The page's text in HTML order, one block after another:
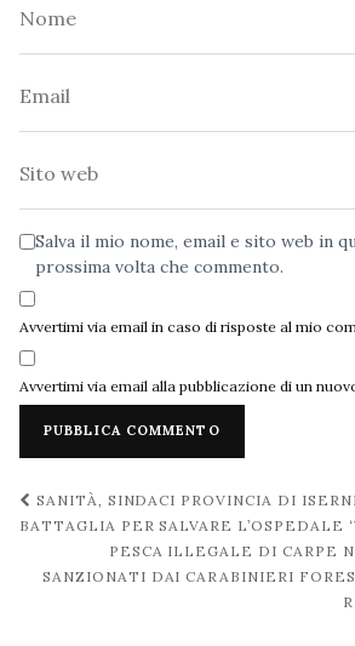
Salva il mio nome, email e sito web in
prossima volta che commento.
Avvertimi via email in caso di risposte al mio
Avvertimi via email alla pubblicazione di un
Navigazione
post
SANITÀ, SINDACI PROVINCIA DI
BATTAGLIA PER SALVARE L’OSPEDALE
PESCA ILLEGALE DI CARPE
SANZIONATI DAI CARABINIERI